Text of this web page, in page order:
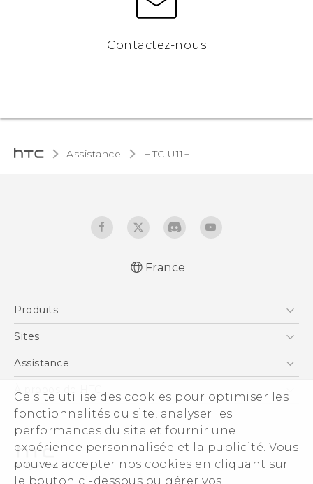
Ce site utilise des cookies pour optimiser les
fonctionnalités du site, analyser les
performances du site et fournir une
expérience personnalisée et la publicité. Vous
pouvez accepter nos cookies en cliquant sur
le bouton ci-dessous ou gérer vos
Contactez-nous
Assistance HTC U11+‎
réglementation
English - Safety and regulatory guide
France
Produits
Smartphones
Vive
Accessoires
Sites
HTC Vive
HTC Pro
Assistance
eCommerce Support
À propos de HTC
ESG
Informations sur la société
Sécurité du produit
Politique de confidentialité